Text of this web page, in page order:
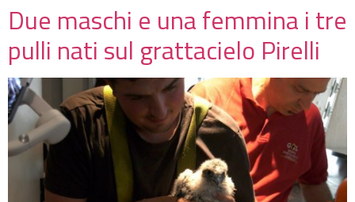
Due maschi e una femmina i tre
pulli nati sul grattacielo Pirelli